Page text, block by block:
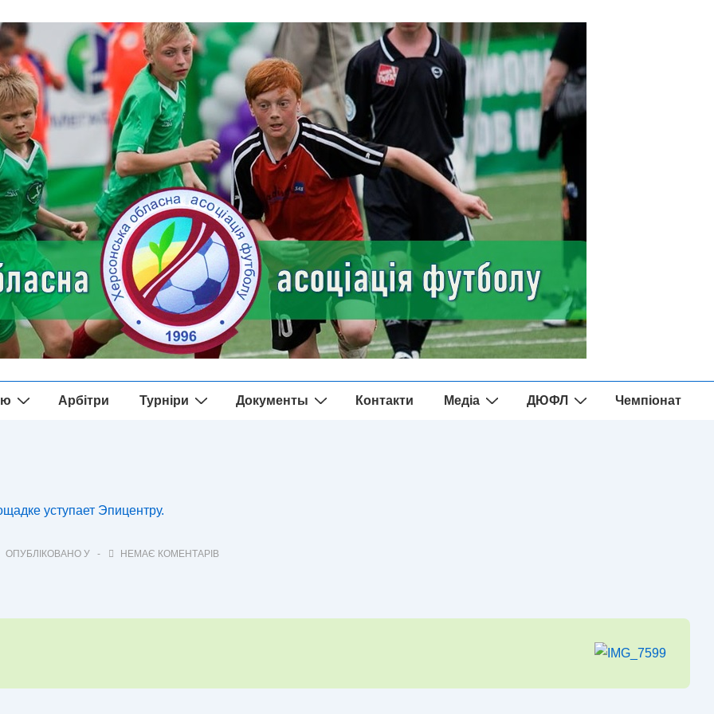
Арбітри Турніри Документы Контакти Медіа ДЮФЛ Чемпіонат
уступает Эпицентру.
ОПУБЛІКОВАНО У НЕМАЄ КОМЕНТАРІВ